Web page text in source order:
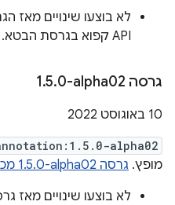
לא בוצעו שינויים
API קפוא בגרסת הבטא.
גרסה ‎1 .5.0-alpha02
‫10 באוגוסט 2022
alpha02
מופץ. גרסה ‎1.5.0-alpha02 מכילה את השמירות האלה.
לא בוצעו שינויים מאז